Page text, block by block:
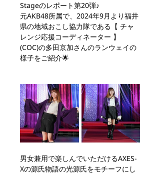
Stageのレポート第20弾♪
元AKB48所属で、2024年9月より福井
県の地域おこし協力隊である【 チャ
レンジ応援コーディネーター 】
(COC)の多田京加さんのランウェイの
様子をご紹介🌟
男女兼用で楽しんでいただけるAXES-
Xの源氏物語の光源氏をモチーフにし